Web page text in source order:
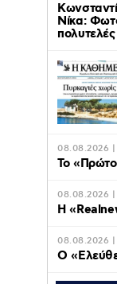
Νίκα:
08.08.2026 |
Το
08.08.2026 |
Η
08.08.2026 |
Ο